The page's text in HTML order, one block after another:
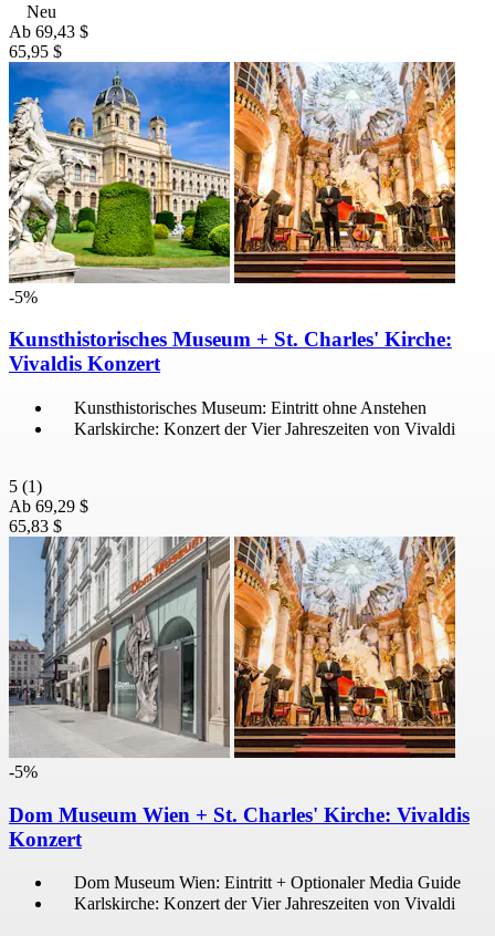
Neu
Ab 69,43 $
65,95 $
-5%
Kunsthistorisches Museum + St. Charles' Kirche:
Vivaldis Konzert
Kunsthistorisches Museum: Eintritt ohne Anstehen
Karlskirche: Konzert der Vier Jahreszeiten von Vivaldi
5 (1)
Ab 69,29 $
65,83 $
-5%
Dom Museum Wien + St. Charles' Kirche: Vivaldis
Konzert
Dom Museum Wien: Eintritt + Optionaler Media Guide
Karlskirche: Konzert der Vier Jahreszeiten von Vivaldi